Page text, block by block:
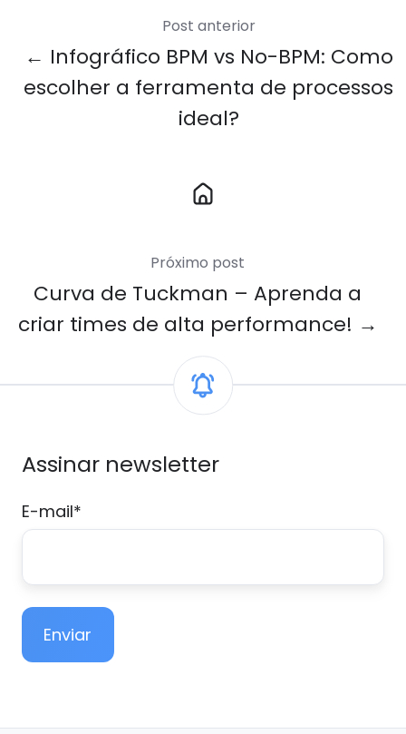
Post anterior
← Infográfico BPM vs No-BPM: Como
escolher a ferramenta de processos
ideal?
Link
Home
Próximo post
Curva de Tuckman – Aprenda a
criar times de alta performance! →
Assinar newsletter
E-mail*